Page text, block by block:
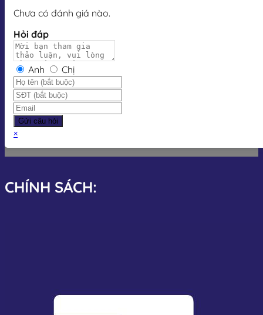
Chưa có đánh giá nào.
Hỏi đáp
Anh Chị
Gửi câu hỏi
×
CHÍNH SÁCH: